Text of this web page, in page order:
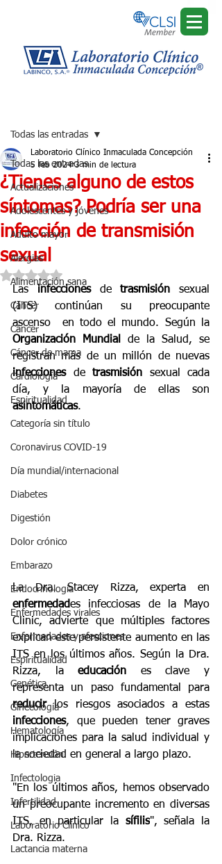
Todas las entradas
Actualizaciones
Adolescentes y jóvenes
Adulto mayor
Alergias
Alimentación sana
Cáncer
Cáncer
Cáncer de mama
Cardiología
Espiritualidad
Categoría sin título
Coronavirus COVID-19
Día mundial/internacional
Diabetes
Digestión
Dolor crónico
Embarazo
Endocrinología
Enfermedades virales
Enfermedades y afecciones
Espiritualidad
Genética
Ginecología
Hematología
Hipertensión
Infectologia
Infertilidad
Laboratorio Clínico
Lactancia materna
Todas las entradas
¿Tienes alguno de estos
síntomas? Podría ser una
infección de transmisión
sexual
Laboratorio Clínico Inmaculada Concepción
5 feb 2024 3 min de lectura
Obtuvo NaN de 5 estrellas.
Las infecciones de trasmisión sexual
(ITS) continúan su preocupante
Organización Mundial
de la Salud, se
infecciones de trasmisión sexual cada
asintomáticas.
enfermedades infecciosas de la Mayo
Clinic, advierte que múltiples factores
explican este persistente aumento en las
ITS en los últimos años. Según la Dra.
Rizza, la educación es clave y
reducir
infecciones, que pueden tener graves
implicaciones para la salud individual y
la sociedad en general a largo plazo.
"En los últimos años, hemos observado
un preocupante incremento en diversas
ITS, en particular la sífilis", señala la
Dra. Rizza.